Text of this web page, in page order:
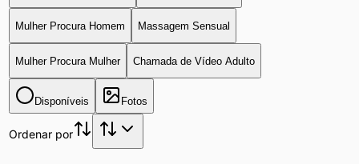
Mulher Procura Homem Massagem Sensual
Mulher Procura Mulher Chamada de Vídeo Adulto
Disponíveis Fotos
Ordenar por